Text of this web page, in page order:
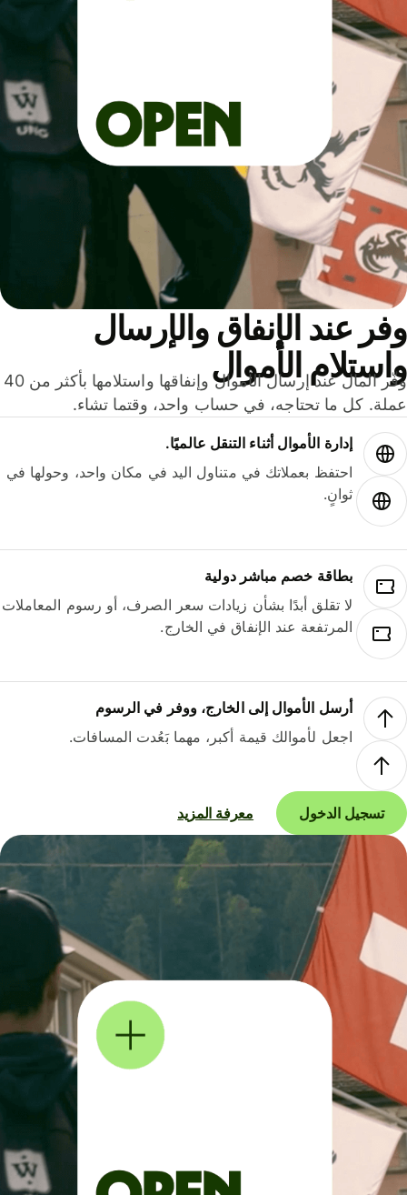
عند الإنفاق والإرسال
الأموال
وفّر المال عند إرسال الأموال وإنفاقها واستلامها بأكثر من 40
كل ما تحتاجه، في حساب واحد، وقتما تشاء.
إدارة الأموال أثناء التنقل عالميًا.
احتفظ بعملاتك في متناول اليد في مكان واحد، وحولها في
ثوانٍ.
بطاقة خصم مباشر دولية
لا تقلق أبدًا بشأن زيادات سعر الصرف، أو رسوم المعاملات
المرتفعة عند الإنفاق في الخارج.
أرسل الأموال إلى الخارج، ووفر في الرسوم
اجعل لأموالك قيمة أكبر، مهما بَعُدت المسافات.
تسجيل الدخول معرفة المزيد